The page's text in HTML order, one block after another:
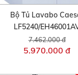
Bộ Tủ Lavabo
LF5240/
7.462.000 đ
5.970.000 đ